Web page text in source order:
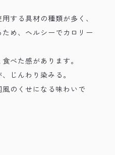
する具材の種類が多く、
め、ヘルシーでカロリー
べた感があります。
じんわり染みる。
のくせになる味わいで